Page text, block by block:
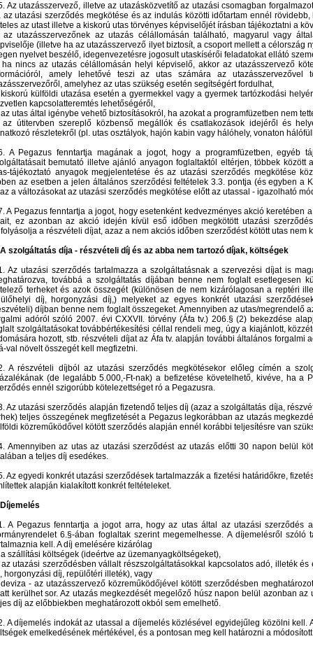
Az utazásszervező, illetve az utazásközvetítő az utazási csomagban
az utazási szerződés megkötése és az indulás közötti időtartam ennél
az utast illetve a kiskorú utas törvényes képviselőjét írásban tájékoztatni a
az utazásszervezőnek az utazás célállomásán található, magyarul vagy
(illetve ha az utazásszervező ilyet biztosít, a csoport mellett a célország
nyelvet beszélő, idegenvezetésre jogosult utaskísérői feladatokat ellátó
nincs az utazás célállomásán helyi képviselő, akkor az utazásszervező
amely lehetővé teszi az utas számára az utazásszervezővel
amelyhez az utas szükség esetén segítségért fordulhat,
külföldi utazása esetén a gyermekkel vagy a gyermek tartózkodási
kapcsolatteremtés lehetőségéről,
utas által igénybe vehető biztosításokról, ha azokat a programfüzetben nem
az útitervben szereplő közbenső megállók és csatlakozások idejéről és
részletekről (pl. utas osztályok, hajón kabin vagy hálóhely, vonaton
A Pegazus fenntartja magának a jogot, hogy a programfüzetben, egyéb
bemutató illetve ajánló anyagon foglaltaktól eltérjen, többek között
tájékoztató anyagok megjelentetése és az utazási szerződés megkötése
az esetben a jelen általános szerződési feltételek 3.3. pontja (és egyben a
a változásokat az utazási szerződés megkötése előtt az utassal - igazolható
A Pegazus fenntartja a jogot, hogy esetenként kedvezményes akció keretében
ez azonban az akció idején kívül eső időben megkötött utazási
a részvételi díjat, azaz a nem akciós időben szerződést kötött utas nem
szolgáltatás díja - részvételi díj és az abba nem tartozó díjak, költségek
Az utazási szerződés tartalmazza a szolgáltatásnak a szervezési díjat is
továbbá a szolgáltatás díjában benne nem foglalt esetlegesen
terheket és azok összegét (különösen de nem kizárólagosan a reptéri
díj, horgonyzási díj,) melyeket az egyes konkrét utazási
díjban benne nem foglalt összegeket. Amennyiben az utas/megrendelő
adóról szóló 2007. évi CXXVII. törvény (Áfa tv.) 206.§ (2) bekezdése
szolgáltatásokat továbbértékesítési céllal rendeli meg, úgy a kiajánlott,
hozott, stb. részvételi díjat az Áfa tv. alapján további általános forgalmi
val növelt összegét kell megfizetni.
A részvételi díjból az utazási szerződés megkötésekor előleg címén a
(de legalább 5.000,-Ft-nak) a befizetése követelhető, kivéve, ha a
ennél szigorúbb kötelezettséget ró a Pegazusra.
Az utazási szerződés alapján fizetendő teljes díj (azaz a szolgáltatás díja,
teljes összegének megfizetését a Pegazus legkorábban az utazás
közreműködővel kötött szerződés alapján ennél korábbi teljesítésre van
Amennyiben az utas az utazási szerződést az utazás előtti 30 napon belül
a teljes díj esedékes.
Az egyedi konkrét utazási szerződések tartalmazzák a fizetési határidőkre,
alapján kialakított konkrét feltételeket.
A Pegazus fenntartja a jogot arra, hogy az utas által az utazási szerződés
6.§-ában foglaltak szerint megemelhesse. A díjemelésről
kell. A díj emelésére kizárólag
szállítási költségek (ideértve az üzemanyagköltségeket),
utazási szerződésben vállalt részszolgáltatásokkal kapcsolatos adó, illeték
horgonyzási díj, repülőtéri illeték), vagy
- az utazásszervező közreműködőjével kötött szerződésben
kerülhet sor. Az utazás megkezdését megelőző húsz napon belül azonban
díj az előbbiekben meghatározott okból sem emelhető.
A díjemelés indokát az utassal a díjemelés közlésével egyidejűleg közölni
emelkedésének mértékével, és a pontosan meg kell határozni a